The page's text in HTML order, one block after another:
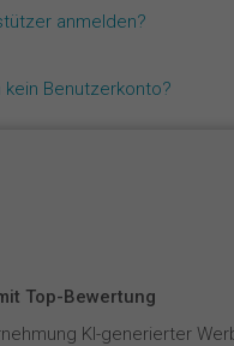
anmelden?
kein Benutzerkonto?
Top-Bewertung